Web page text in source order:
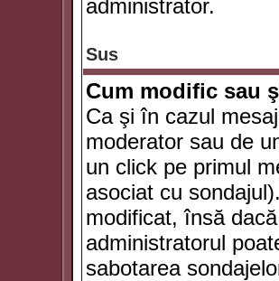
administrator.
Sus
Cum modific sau
Ca şi în cazul
moderator sau de
un click pe primul
asociat cu
modificat, însă
administratorul
sabotarea